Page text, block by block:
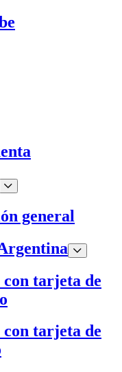
general
con tarjeta de
con tarjeta de